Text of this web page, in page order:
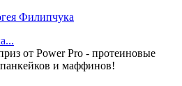
Филипчука
от Power Pro - протеиновые
и маффинов!